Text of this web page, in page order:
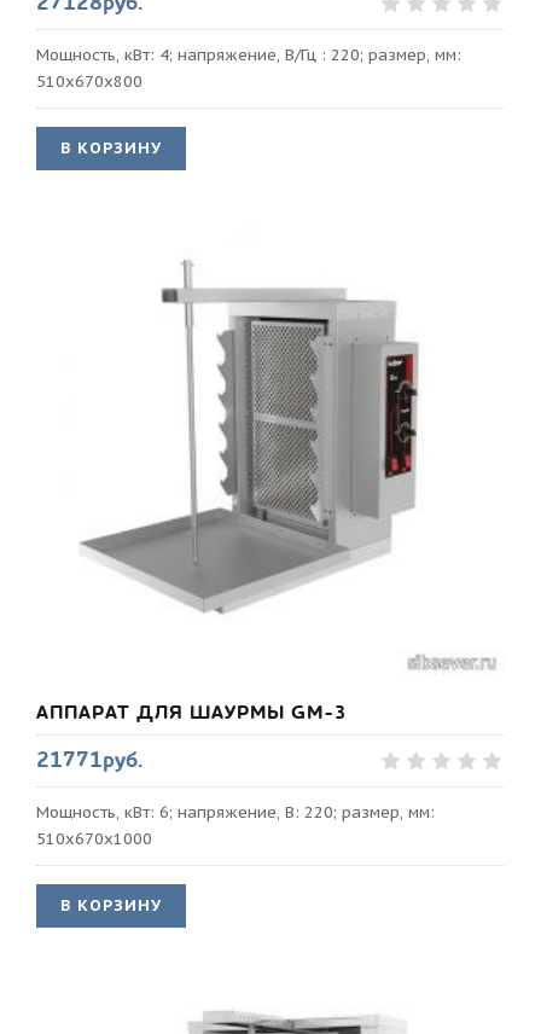
Мощность, кВт: 4; напряжение, В/Гц : 220; размер, мм:
510x670x800
В КОРЗИНУ
АППАРАТ ДЛЯ ШАУРМЫ GM-3
21771руб.
Мощность, кВт: 6; напряжение, В: 220; размер, мм:
510х670х1000
В КОРЗИНУ